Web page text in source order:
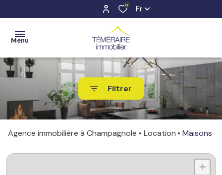
0 Fr
Menu
ACCUEIL
VENTES
ESTIMATION
Filtrer
Agence immobilière à Champagnole Location Maisons
+